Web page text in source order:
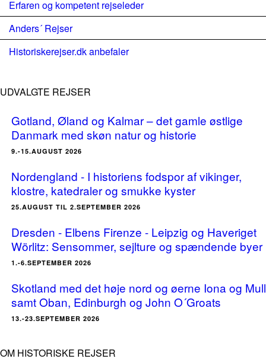
Erfaren og kompetent rejseleder
Anders´ Rejser
Historiskerejser.dk anbefaler
UDVALGTE REJSER
Gotland, Øland og Kalmar – det gamle østlige
Danmark med skøn natur og historie
9.-15.AUGUST 2026
Nordengland - I historiens fodspor af vikinger,
klostre, katedraler og smukke kyster
25.AUGUST TIL 2.SEPTEMBER 2026
Dresden - Elbens Firenze - Leipzig og Haveriget
Wörlitz: Sensommer, sejlture og spændende byer
1.-6.SEPTEMBER 2026
Skotland med det høje nord og øerne Iona og Mull
samt Oban, Edinburgh og John O´Groats
13.-23.SEPTEMBER 2026
OM HISTORISKE REJSER